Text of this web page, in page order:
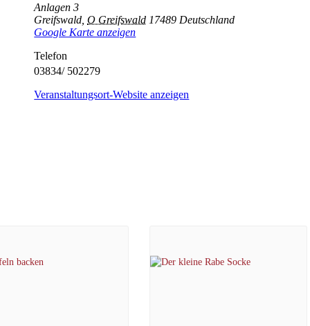
Anlagen 3
Greifswald O Greifswald 17489 Deutschland
Google Karte anzeigen
Telefon
03834/ 502279
Veranstaltungsort-Website anzeigen